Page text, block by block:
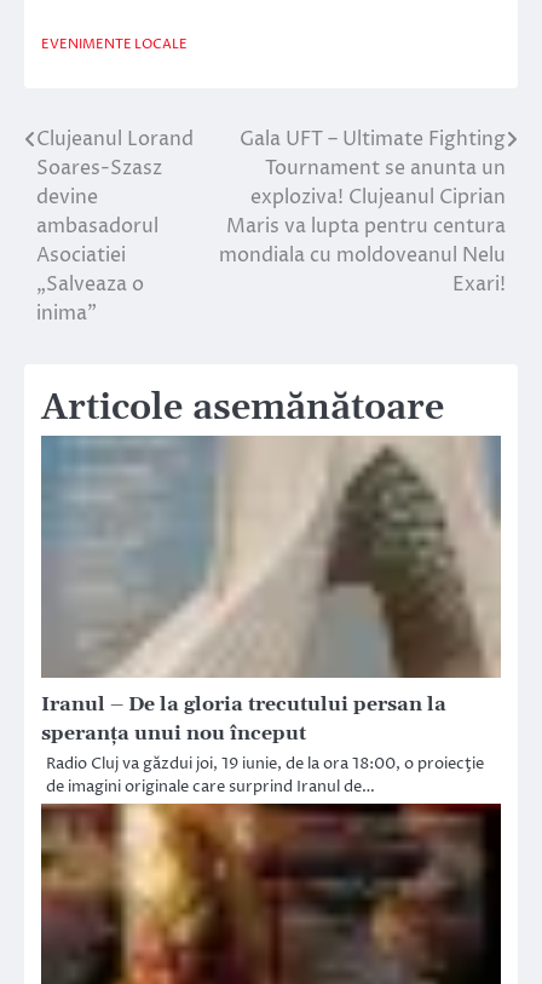
EVENIMENTE LOCALE
Navigare
în
articole
Clujeanul Lorand
Soares-Szasz
devine
ambasadorul
Asociatiei
„Salveaza o
inima”
Gala UFT – Ultimate Fighting
Tournament se anunta un
exploziva! Clujeanul Ciprian
Maris va lupta pentru centura
mondiala cu moldoveanul Nelu
Exari!
Articole asemănătoare
Iranul – De la gloria trecutului persan la
speranţa unui nou început
Radio Cluj va găzdui joi, 19 iunie, de la ora 18:00, o proiecţie
de imagini originale care surprind Iranul de…